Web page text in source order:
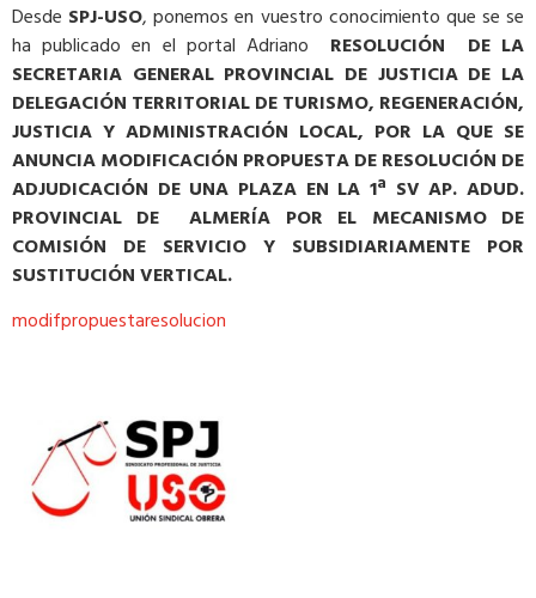
Desde SPJ-USO, ponemos en vuestro conocimiento que se se
ha publicado en el portal Adriano
RESOLUCIÓN DE LA
SECRETARIA GENERAL PROVINCIAL DE JUSTICIA DE LA
DELEGACIÓN TERRITORIAL DE TURISMO, REGENERACIÓN,
JUSTICIA Y ADMINISTRACIÓN LOCAL, POR LA QUE SE
ANUNCIA MODIFICACIÓN PROPUESTA DE RESOLUCIÓN DE
ADJUDICACIÓN DE UNA PLAZA EN LA 1ª SV AP. ADUD.
PROVINCIAL DE ALMERÍA POR EL MECANISMO DE
COMISIÓN DE SERVICIO Y SUBSIDIARIAMENTE POR
SUSTITUCIÓN VERTICAL.
modifpropuestaresolucion